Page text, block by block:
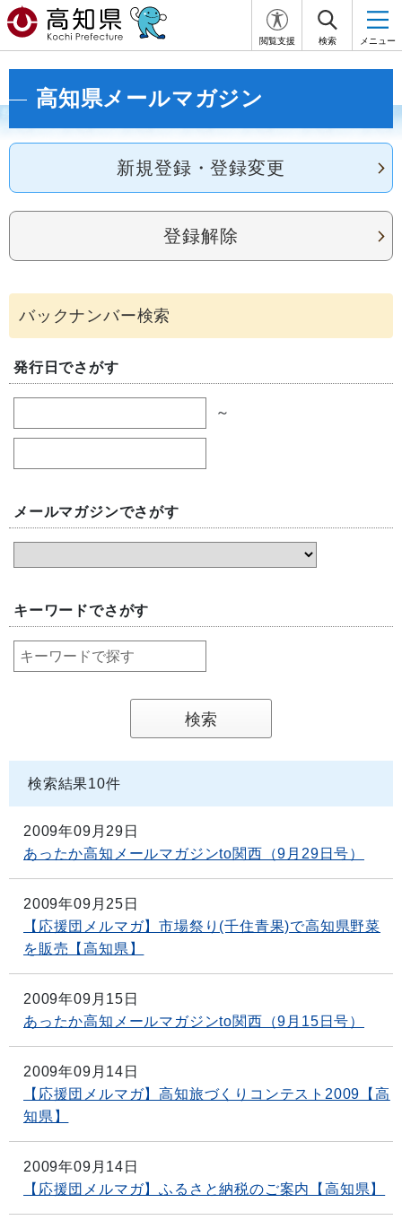
閲覧支援 検索 メニュー
高知県メールマガジン
新規登録・登録変更
登録解除
発行日でさがす
～
メールマガジンでさがす
キーワードでさがす
検索結果10件
2009年09月29日
あったか高知メールマガジンto関西（9月29日号）
2009年09月25日
【応援団メルマガ】市場祭り(千住青果)で高知県野菜
を販売【高知県】
2009年09月15日
あったか高知メールマガジンto関西（9月15日号）
2009年09月14日
【応援団メルマガ】高知旅づくりコンテスト2009【高
知県】
2009年09月14日
【応援団メルマガ】ふるさと納税のご案内【高知県】